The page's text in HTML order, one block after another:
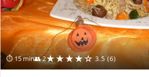
⏱ 15 min👥 2★★★★☆ 3.5 (6)